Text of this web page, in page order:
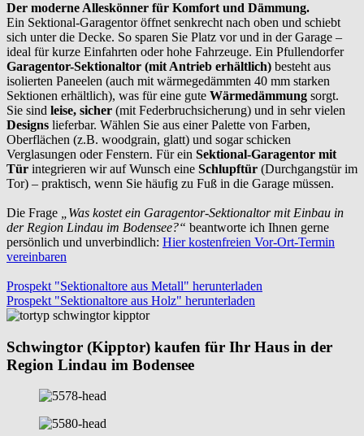
Der moderne Alleskönner für Komfort und Dämmung.
Ein Sektional-Garagentor öffnet senkrecht nach oben und schiebt
sich unter die Decke. So sparen Sie Platz vor und in der Garage –
ideal für kurze Einfahrten oder hohe Fahrzeuge. Ein Pfullendorfer
Garagentor-Sektionaltor (mit Antrieb erhältlich) besteht aus
isolierten Paneelen (auch mit wärmegedämmten 40 mm starken
Sektionen erhältlich), was für eine gute Wärmedämmung sorgt.
Sie sind leise, sicher (mit Federbruchsicherung) und in sehr vielen
Designs lieferbar. Wählen Sie aus einer Palette von Farben,
Oberflächen (z.B. woodgrain, glatt) und sogar schicken
Verglasungen oder Fenstern. Für ein Sektional-Garagentor mit
Tür integrieren wir auf Wunsch eine Schlupftür (Durchgangstür im
Tor) – praktisch, wenn Sie häufig zu Fuß in die Garage müssen.
Die Frage
„Was kostet ein Garagentor-Sektionaltor mit Einbau in
der Region Lindau im Bodensee?“ beantworte ich Ihnen gerne
persönlich und unverbindlich: Hier kostenfreien Vor-Ort-Termin
vereinbaren
Prospekt "Sektionaltore aus Metall" herunterladen
Prospekt "Sektionaltore aus Holz" herunterladen
Schwingtor (Kipptor) kaufen für Ihr Haus in der
Region Lindau im Bodensee